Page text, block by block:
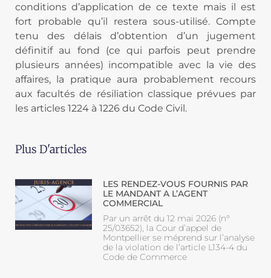
conditions d’application de ce texte mais il est
fort probable qu’il restera sous-utilisé. Compte
tenu des délais d’obtention d’un jugement
définitif au fond (ce qui parfois peut prendre
plusieurs années) incompatible avec la vie des
affaires, la pratique aura probablement recours
aux facultés de résiliation classique prévues par
les articles 1224 à 1226 du Code Civil.
Plus D'articles
LES RENDEZ-VOUS FOURNIS PAR
LE MANDANT A L’AGENT
COMMERCIAL
Par un arrêt du 12 mai 2026 (n°
25/03652), la Cour d’appel de
Montpellier se méprend sur l’analyse
de la violation de l’article L134-4 du
Code de Commerce